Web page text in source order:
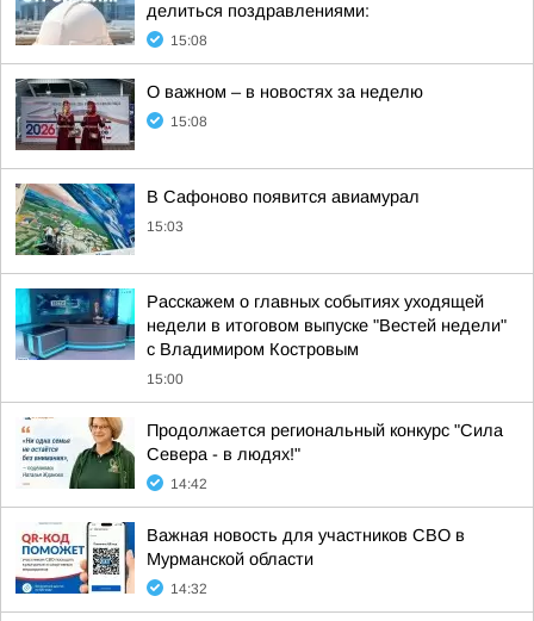
делиться поздравлениями:
15:08
О важном – в новостях за неделю
15:08
В Сафоново появится авиамурал
15:03
Расскажем о главных событиях уходящей
недели в итоговом выпуске "Вестей недели"
с Владимиром Костровым
15:00
Продолжается региональный конкурс "Сила
Севера - в людях!"
14:42
Важная новость для участников СВО в
Мурманской области
14:32